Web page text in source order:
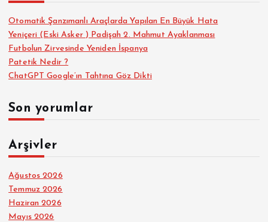
Otomatik Şanzımanlı Araçlarda Yapılan En Büyük Hata
Yeniçeri (Eski Asker ) Padişah 2. Mahmut Ayaklanması
Futbolun Zirvesinde Yeniden İspanya
Patetik Nedir ?
ChatGPT Google’ın Tahtına Göz Dikti
Son yorumlar
Arşivler
Ağustos 2026
Temmuz 2026
Haziran 2026
Mayıs 2026